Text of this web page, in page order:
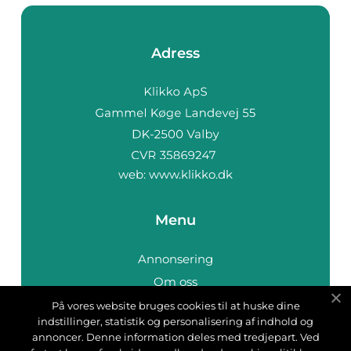
Adress
web: www.klikko.dk
Menu
Annonsering
Om oss
Cookies
Kontakta oss
På vores website bruges cookies til at huske dine
indstillinger, statistik og personalisering af indhold og
annoncer. Denne information deles med tredjepart. Ved